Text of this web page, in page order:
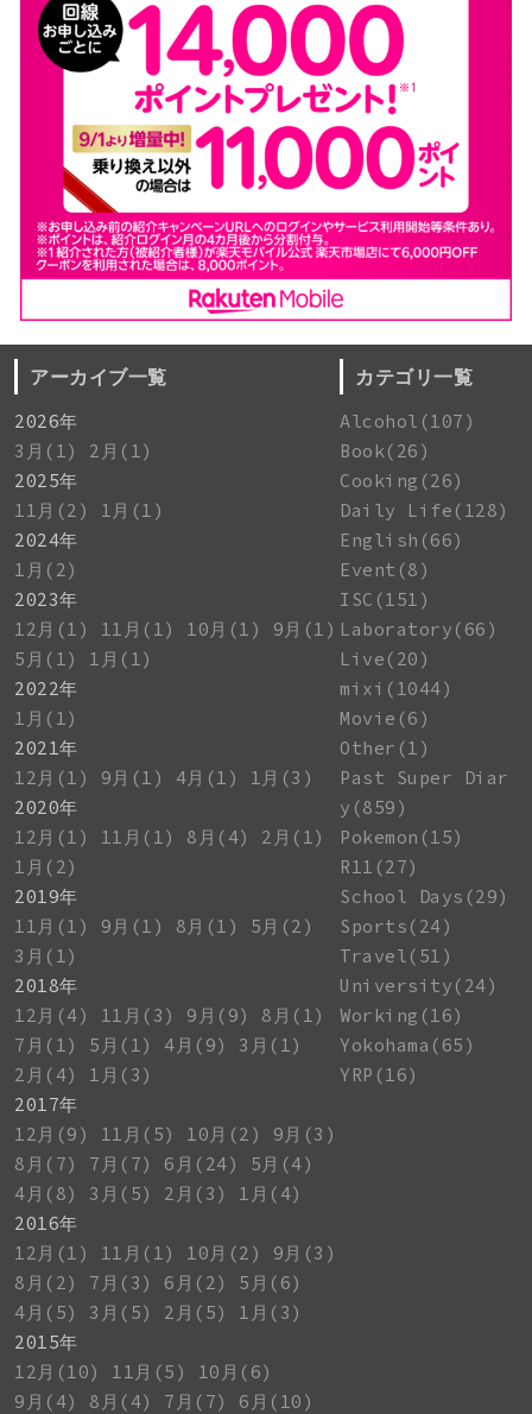
アーカイブ一覧
2026年
3月(1)
2月(1)
2025年
11月(2)
1月(1)
2024年
1月(2)
2023年
12月(1)
11月(1) 10月(1)
9月(1)
5月(1)
1月(1)
2022年
1月(1)
2021年
12月(1)
9月(1) 4月(1)
1月(3)
2020年
12月(1)
11月(1) 8月(4)
2月(1)
1月(2)
2019年
11月(1)
9月(1) 8月(1)
5月(2)
3月(1)
2018年
12月(4)
11月(3) 9月(9)
8月(1)
7月(1)
5月(1) 4月(9)
3月(1)
2月(4)
1月(3)
2017年
12月(9)
11月(5) 10月(2)
9月(3)
8月(7)
7月(7) 6月(24)
5月(4)
4月(8)
3月(5) 2月(3)
1月(4)
2016年
12月(1)
11月(1) 10月(2)
9月(3)
8月(2)
7月(3) 6月(2)
5月(6)
4月(5)
3月(5) 2月(5)
1月(3)
2015年
12月(10)
11月(5)
10月(6)
9月(4)
8月(4) 7月(7)
6月(10)
カテゴリ一覧
Alcohol(107)
Book(26)
Cooking(26)
Daily Life(128)
English(66)
Event(8)
ISC(151)
Laboratory(66)
Live(20)
mixi(1044)
Movie(6)
Other(1)
Past Super Diar
y(859)
Pokemon(15)
R11(27)
School Days(29)
Sports(24)
Travel(51)
University(24)
Working(16)
Yokohama(65)
YRP(16)